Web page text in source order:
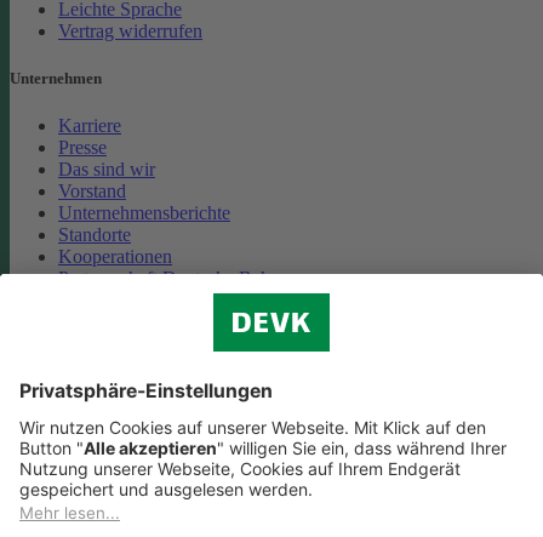
Leichte Sprache
Vertrag widerrufen
Unternehmen
Karriere
Presse
Das sind wir
Vorstand
Unternehmensberichte
Standorte
Kooperationen
Partnerschaft Deutsche Bahn
Cookie-Einstellungen
Datenschutz
Impressum